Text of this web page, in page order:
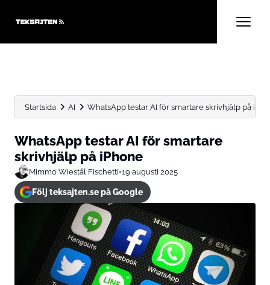
Startsida AI WhatsApp testar AI för smartare skrivhjälp på
WhatsApp testar AI för smartare
skrivhjälp på iPhone
Mimmo Wiestål Fischetti•19 augusti 2025
Följ teksajten.se på Google